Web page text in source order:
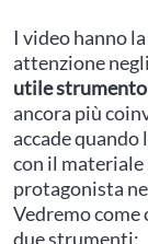
I video hanno
attenzione
utile
ancora più
accade quando
con il
protagonista
Vedremo
due strumenti: